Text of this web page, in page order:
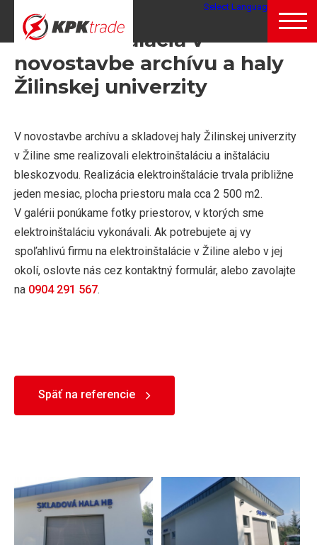
Select Language
Elektroinštalácia v
novostavbe archívu a haly
Žilinskej univerzity
V novostavbe archívu a skladovej haly Žilinskej univerzity
v Žiline sme realizovali elektroinštaláciu a inštaláciu
bleskozvodu. Realizácia elektroinštalácie trvala približne
jeden mesiac, plocha priestoru mala cca 2 500 m2.
V galérii ponúkame fotky priestorov, v ktorých sme
elektroinštaláciu vykonávali. Ak potrebujete aj vy
spoľahlivú firmu na elektroinštalácie v Žiline alebo v jej
okolí, oslovte nás cez kontaktný formulár, alebo zavolajte
na 0904 291 567.
Späť na referencie